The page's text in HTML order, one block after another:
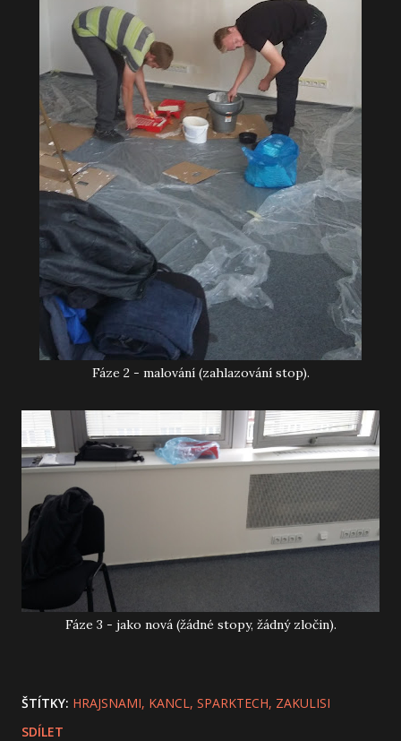
Fáze 2 - malování (zahlazování stop).
Fáze 3 - jako nová (žádné stopy, žádný zločin).
ŠTÍTKY: HRAJSNAMI KANCL SPARKTECH ZAKULISI
SDÍLET